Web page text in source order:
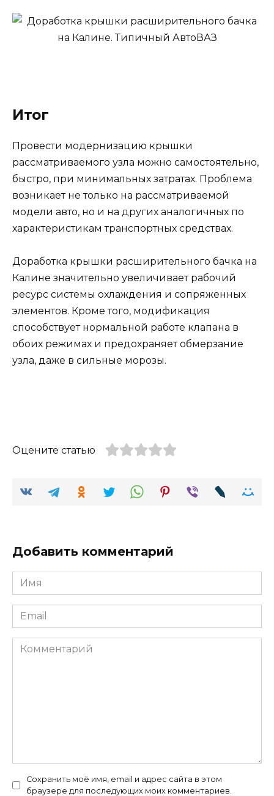
Итог
Провести модернизацию крышки
рассматриваемого узла можно самостоятельно,
быстро, при минимальных затратах. Проблема
возникает не только на рассматриваемой
модели авто, но и на других аналогичных по
характеристикам транспортных средствах.
Доработка крышки расширительного бачка на
Калине значительно увеличивает рабочий
ресурс системы охлаждения и сопряженных
элементов. Кроме того, модификация
способствует нормальной работе клапана в
обоих режимах и предохраняет обмерзание
узла, даже в сильные морозы.
Оцените статью
Добавить комментарий
Имя
Email
Комментарий
Сохранить моё имя, email и адрес сайта в этом
браузере для последующих моих комментариев.